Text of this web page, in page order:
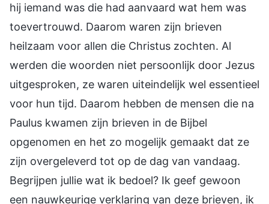
hij iemand was die had aanvaard wat hem was
toevertrouwd. Daarom waren zijn brieven
heilzaam voor allen die Christus zochten. Al
werden die woorden niet persoonlijk door Jezus
uitgesproken, ze waren uiteindelijk wel essentieel
voor hun tijd. Daarom hebben de mensen die na
Paulus kwamen zijn brieven in de Bijbel
opgenomen en het zo mogelijk gemaakt dat ze
zijn overgeleverd tot op de dag van vandaag.
Begrijpen jullie wat ik bedoel? Ik geef gewoon
een nauwkeurige verklaring van deze brieven, ik